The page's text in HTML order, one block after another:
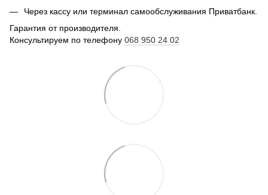
Через кассу или терминал самообслуживания Приватбанк.
Гарантия от производителя.
Консультируем по телефону 068 950 24 02